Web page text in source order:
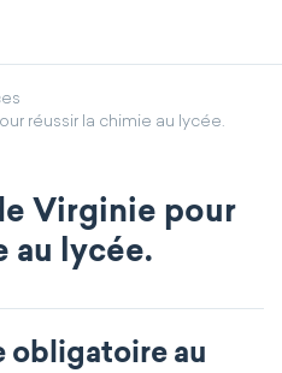
réussir la chimie au lycée.
Virginie pour
au lycée.
obligatoire au